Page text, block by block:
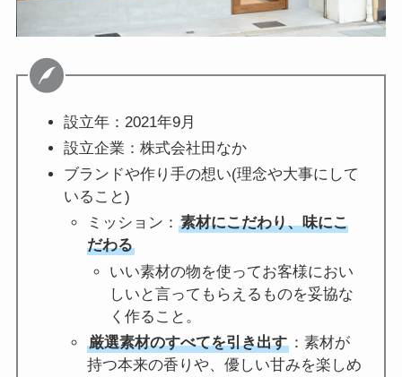
設立年：2021年9月
設立企業：株式会社田なか
ブランドや作り手の想い(理念や大事にして
いること)
ミッション： 素材にこだわり、味にこ
だわる
いい素材の物を使ってお客様におい
しいと言ってもらえるものを妥協な
く作ること。
厳選素材のすべてを引き出す：素材が
持つ本来の香りや、優しい甘みを楽しめ